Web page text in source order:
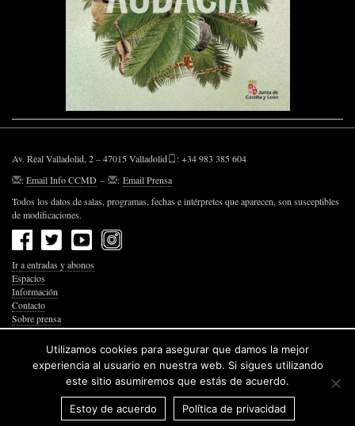
Av. Real Valladolid, 2 – 47015 Valladolid
: +34 983 385 604
:Email Info CCMD – : Email Prensa
Todos los datos de salas, programas, fechas e intérpretes que aparecen, son susceptibles
de modificaciones.
Ir a entradas y abonos
Espacios
Información
Contacto
Sobre prensa
Política de Privacidad
Política de Cookies
Accesibilidad Web
© 2026 Junta de Castilla y León
Utilizamos cookies para asegurar que damos la mejor
experiencia al usuario en nuestra web. Si sigues utilizando
este sitio asumiremos que estás de acuerdo.
Estoy de acuerdo Política de privacidad